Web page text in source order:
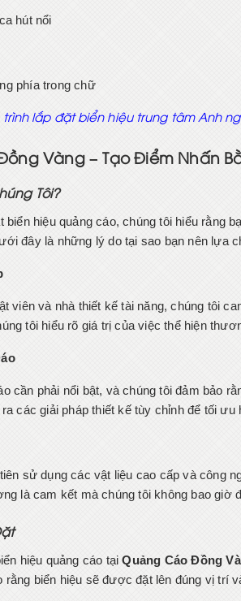
hút nổi
phía trong chữ
trình lắp đặt biển hiệu trung tâm Anh
Vàng – Tạo Điểm Nhấn
Tôi?
biển hiệu quảng cáo, chúng tôi hiểu rằng
đây là những lý do tại sao bạn nên lựa
viên và nhà thiết kế tài năng, chúng tôi
tôi hiểu rõ giá trị của việc thể hiện
cần phải nổi bật, và chúng tôi đảm bảo
các giải pháp thiết kế tùy chỉnh để tối ưu
sử dụng các vật liệu cao cấp và công
là cam kết mà chúng tôi không bao giờ
hiệu quảng cáo tạiQuảng Cáo Đồng
rằng biển hiệu sẽ được đặt lên đúng vị trí